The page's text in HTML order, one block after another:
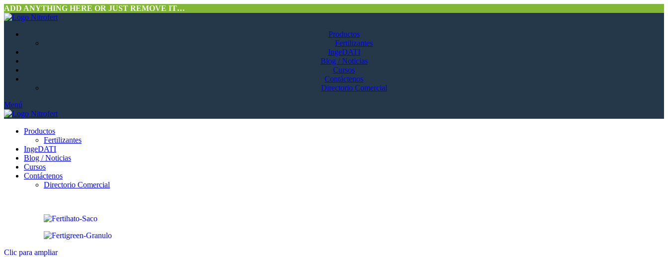
ADD ANYTHING HERE OR JUST REMOVE IT…
Productos
Fertilizantes
IngeDATI
Blog / Noticias
Cursos
Contáctenos
Directorio Comercial
Menú
Productos
Fertilizantes
IngeDATI
Blog / Noticias
Cursos
Contáctenos
Directorio Comercial
Clic para ampliar